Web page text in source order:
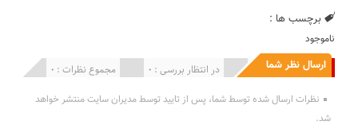
برچسب ها :
ناموجود
ارسال نظر شما مجموع نظرات : 0 در انتظار بررسی : 0 انتشار یافته : 0
نظرات ارسال شده توسط شما، پس از تایید توسط مدیران سایت منتشر خواهد
شد.